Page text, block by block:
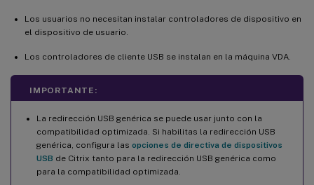
Los usuarios no necesitan instalar controladores de dispositivo en
el dispositivo de usuario.
Los controladores de cliente USB se instalan en la máquina VDA.
IMPORTANTE:
La redirección USB genérica se puede usar junto con la
compatibilidad optimizada. Si habilitas la redirección USB
genérica, configura las opciones de directiva de dispositivos
USB de Citrix tanto para la redirección USB genérica como
para la compatibilidad optimizada.